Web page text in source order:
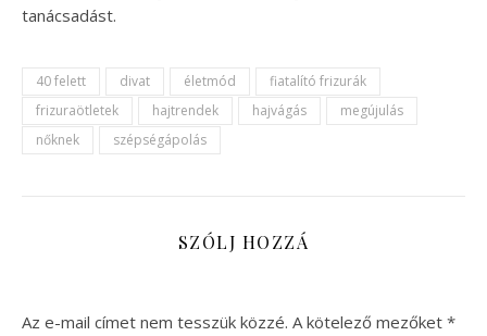
tanácsadást.
40 felett divat életmód
fiatalító frizurák
frizuraötletek
hajtrendek hajvágás
megújulás
nőknek
szépségápolás
SZÓLJ HOZZÁ
Az e-mail címet nem tesszük közzé. A kötelező mezőket *